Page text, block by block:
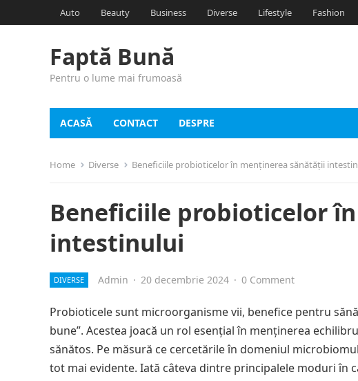
Auto Beauty Business Diverse Lifestyle Fashion
Faptă Bună
Pentru o lume mai frumoasă
ACASĂ CONTACT DESPRE
Home Diverse Beneficiile probioticelor în menținerea sănătății
Beneficiile probioticelor
intestinului
DIVERSE Admin · 20 decembrie 2024 · 0 Comment
Probioticele sunt microorganisme vii, benefice pentru
bune”. Acestea joacă un rol esențial în menținerea
sănătos. Pe măsură ce cercetările în domeniul
tot mai evidente. Iată câteva dintre principalele moduri în